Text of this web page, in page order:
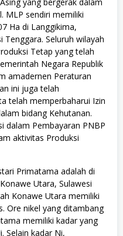
MLP sendiri memiliki
Ha di Langgikima,
Tenggara. Seluruh wilayah
Tetap yang telah
Negara Republik
amadernen Peraturan
ini juga telah
telah memperbaharui Izin
bidang Kehutanan.
dalam Pembayaran PNBP
aktivitas Produksi
Primatama adalah di
Utara, Sulawesi
Konawe Utara memiliki
Ore nikel yang ditambang
memiliki kadar yang
Selain kadar Ni,